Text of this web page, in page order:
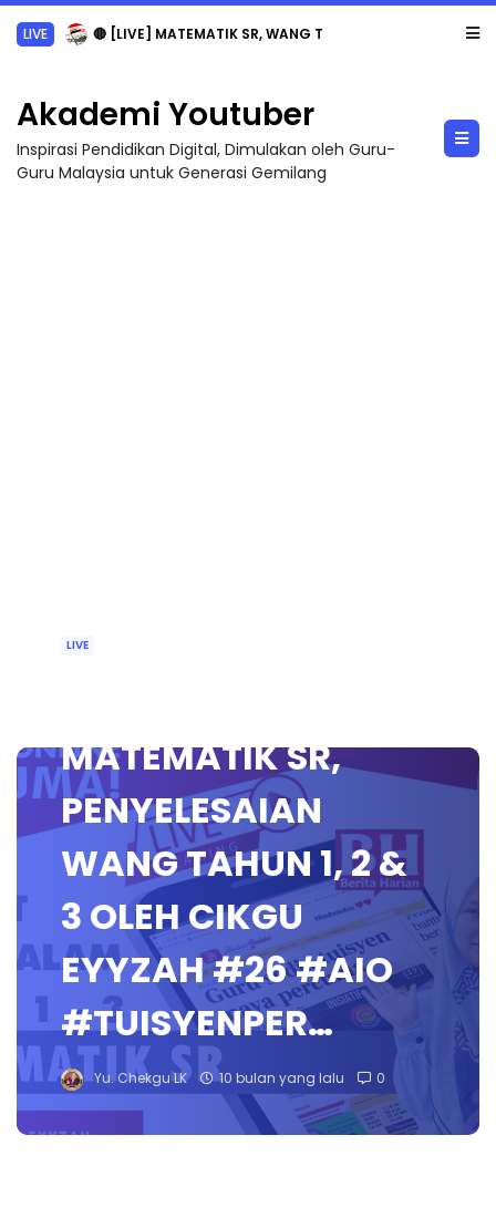
LIVE 🔴 [LIVE] MATEMATIK SR, WANG TAHUN 6 OLEH CIKGU ANITA #ALLINONE #141 #...
Akademi Youtuber
Inspirasi Pendidikan Digital, Dimulakan oleh Guru-
Guru Malaysia untuk Generasi Gemilang
LIVE
MATEMATIK SR,
PENYELESAIAN
WANG TAHUN 1, 2 &
3 OLEH CIKGU
EYYZAH #26 #AIO
#TUISYENPER…
Yu. Chekgu LK 10 bulan yang lalu 0